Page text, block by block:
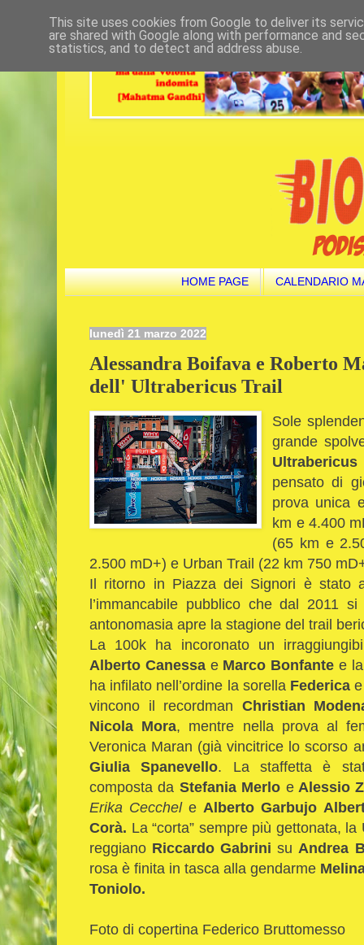
HOME PAGE CALENDARIO
lunedì 21 marzo 2022
Alessandra Boifava e Roberto
dell' Ultrabericus Trail
Sole
grande
pensato di
prova unica
km e 4.400
(65 km e
2.500 mD+) e Urban Trail (22 km 750
Il ritorno in Piazza dei Signori è stato
l’immancabile pubblico che dal 2011
antonomasia apre la stagione del trail
La 100k ha incoronato un
Alberto Canessae Marco Bonfante e
ha infilato nell’ordine la sorella Federica
vincono il recordman Christian
Nicola Mora, mentre nella prova al
Veronica Maran (già vincitrice lo scorso
Giulia Spanevello. La staffetta è
composta da Stefania Merlo eAlessio
Erika Cecchele Alberto Garbujo
Corà. La “corta” sempre più gettonata,
reggiano Riccardo Gabrini su Andrea
rosa è finita in tasca alla gendarme
Toniolo.
Foto di copertina Federico Bruttomesso
This site uses cookies from Google to deliver its
are shared with Google along with performance and
statistics, and to detect and address abuse.